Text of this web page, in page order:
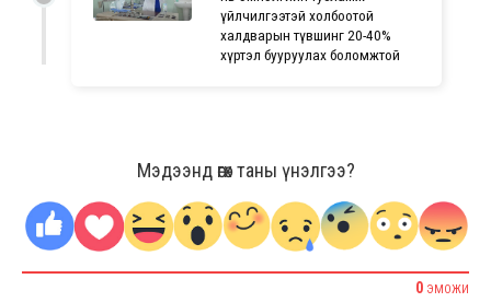
үйлчилгээтэй холбоотой
халдварын түвшинг 20-40%
хүртэл бууруулах боломжтой
Мэдээнд өгөх таны үнэлгээ?
0 ЭМОЖИ